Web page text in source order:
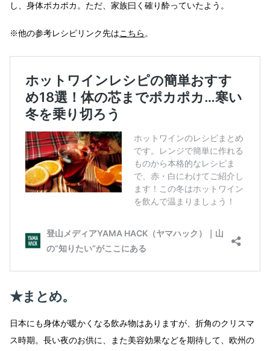
し、身体ポカポカ。ただ、家族曰く確り酔っていたよう。
※他の参考レシピリンク先はこちら 。
★まとめ。
日本にも身体が暖かくなる飲み物はありますが、折角のクリスマ
ス時期。長い夜のお供に、また美容効果などを期待して、欧州の